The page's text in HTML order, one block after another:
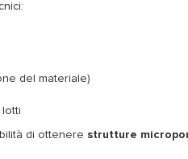
del materiale)
lotti
di ottenere strutture